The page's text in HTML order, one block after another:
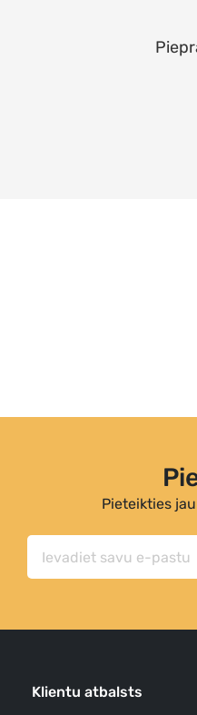
Pieteikties
Klientu atbalsts